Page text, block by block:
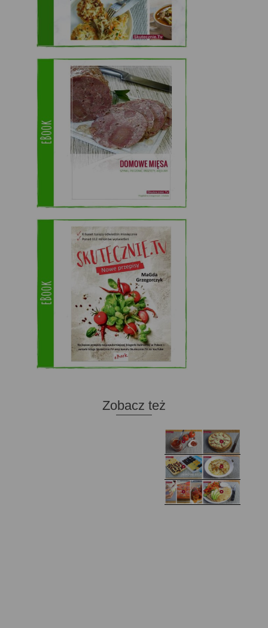
Zobacz też
Domowy ketchup (bez
cukru)
Tarta francuska z
cebulą i pomidorem
Domowe żelki
Zupa kurkowa z
selerem i pietruszką